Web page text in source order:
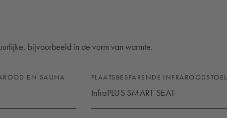
bijvoorbeeld in de vorm van warmte.
EN SAUNA PLAATSBESPARENDE INFRAROODSTOEL
InfraPLUS SMART SEAT